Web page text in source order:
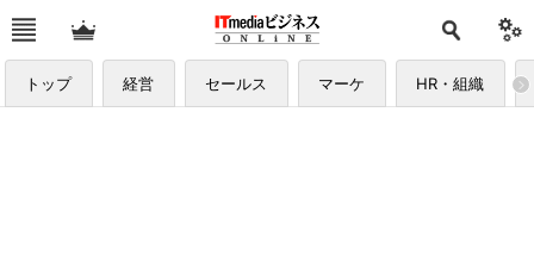
トップ 経営 セールス マーケ HR・組織